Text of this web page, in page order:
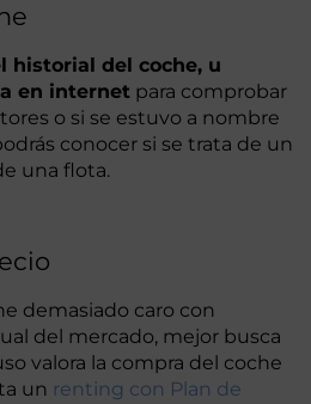
historial del coche, u
en internet para comprobar
o si se estuvo a nombre
conocer si se trata de un
una flota.
demasiado caro con
del mercado, mejor busca
valora la compra del coche
un renting con Plan de